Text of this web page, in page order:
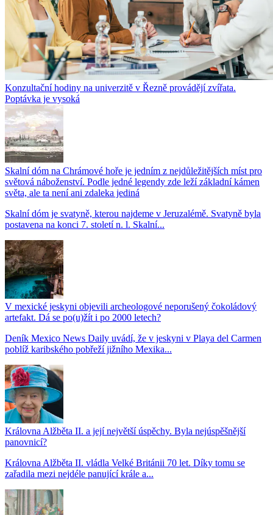
Konzultační hodiny na univerzitě v Řezně provádějí zvířata.
Poptávka je vysoká
Skalní dóm na Chrámové hoře je jedním z nejdůležitějších míst pro
světová náboženství. Podle jedné legendy zde leží základní kámen
světa, ale ta není ani zdaleka jediná
Skalní dóm je svatyně, kterou najdeme v Jeruzalémě. Svatyně byla
postavena na konci 7. století n. l. Skalní...
V mexické jeskyni objevili archeologové neporušený čokoládový
artefakt. Dá se po(u)žít i po 2000 letech?
Deník Mexico News Daily uvádí, že v jeskyni v Playa del Carmen
poblíž karibského pobřeží jižního Mexika...
Královna Alžběta II. a její největší úspěchy. Byla nejúspěšnější
panovnicí?
Královna Alžběta II. vládla Velké Británii 70 let. Díky tomu se
zařadila mezi nejdéle panující krále a...